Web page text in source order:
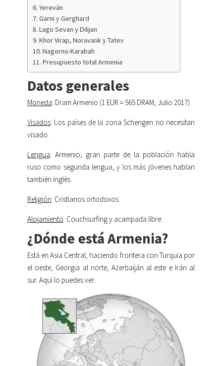
Yereván
Garni y Gerghard
Lago Sevan y Dilijan
Khor Virap, Noravank y Tatev
Nagorno-Karabah
Presupuesto total Armenia
Datos generales
Moneda: Dram Armenio (1 EUR = 565 DRAM, Julio 2017)
Visados: Los países de la zona Schengen no necesitan
visado.
Lengua: Armenio, gran parte de la población habla
ruso como segunda lengua, y los más jóvenes hablan
también inglés.
Religión: Cristianos ortodoxos.
Alojamiento: Couchsurfing y acampada libre.
¿Dónde está Armenia?
Está en Asia Central, haciendo frontera con Turquia por
el oeste, Georgia al norte, Azerbaiján al este e Irán al
sur. Aquí lo puedes ver: